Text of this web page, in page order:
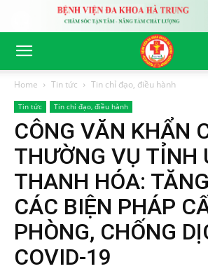
Home Tin tức Tin chỉ đạo, điều hành
Tin tức Tin chỉ đạo, điều hành
CÔNG VĂN KHẨN
THƯỜNG VỤ TỈNH
THANH HÓA:
CÁC BIỆN PHÁP
PHÒNG, CHỐNG
COVID-19